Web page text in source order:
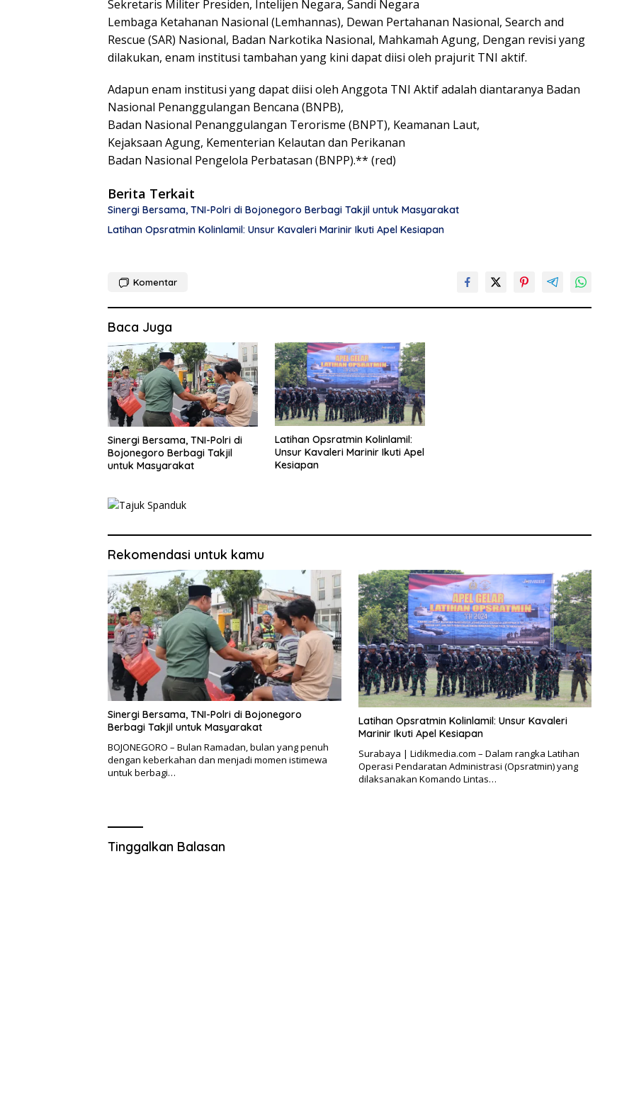
Sekretaris Militer Presiden, Intelijen Negara, Sandi Negara
Lembaga Ketahanan Nasional (Lemhannas), Dewan Pertahanan Nasional, Search and
Rescue (SAR) Nasional, Badan Narkotika Nasional, Mahkamah Agung, Dengan revisi yang
dilakukan, enam institusi tambahan yang kini dapat diisi oleh prajurit TNI aktif.
Adapun enam institusi yang dapat diisi oleh Anggota TNI Aktif adalah diantaranya Badan
Nasional Penanggulangan Bencana (BNPB),
Badan Nasional Penanggulangan Terorisme (BNPT), Keamanan Laut,
Kejaksaan Agung, Kementerian Kelautan dan Perikanan
Badan Nasional Pengelola Perbatasan (BNPP).** (red)
Berita Terkait
Sinergi Bersama, TNI-Polri di Bojonegoro Berbagi Takjil untuk Masyarakat
Latihan Opsratmin Kolinlamil: Unsur Kavaleri Marinir Ikuti Apel Kesiapan
Komentar
Baca Juga
Sinergi Bersama, TNI-Polri di
Bojonegoro Berbagi Takjil
untuk Masyarakat
Latihan Opsratmin Kolinlamil:
Unsur Kavaleri Marinir Ikuti Apel
Kesiapan
Rekomendasi untuk kamu
Sinergi Bersama, TNI-Polri di Bojonegoro
Berbagi Takjil untuk Masyarakat
BOJONEGORO – Bulan Ramadan, bulan yang penuh
dengan keberkahan dan menjadi momen istimewa
untuk berbagi…
Latihan Opsratmin Kolinlamil: Unsur Kavaleri
Marinir Ikuti Apel Kesiapan
Surabaya | Lidikmedia.com – Dalam rangka Latihan
Operasi Pendaratan Administrasi (Opsratmin) yang
dilaksanakan Komando Lintas…
Tinggalkan Balasan